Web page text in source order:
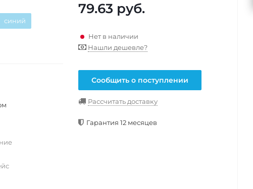
синий
79.63 руб.
Нет в наличии
Нашли дешевле?
Сообщить о поступлении
Рассчитать доставку
Гарантия 12 месяцев